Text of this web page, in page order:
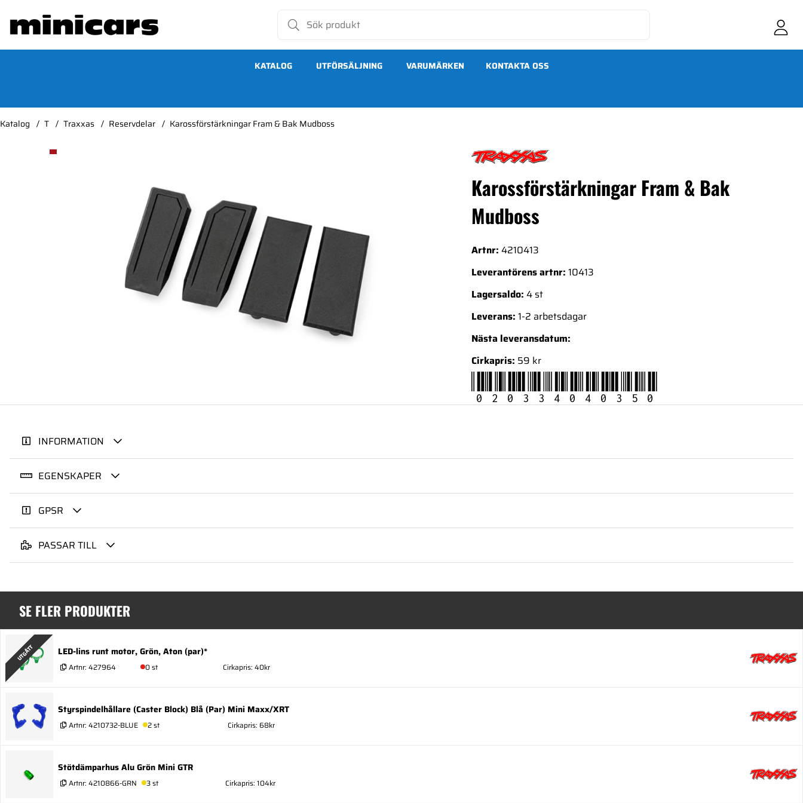
KATALOG UTFÖRSÄLJNING VARUMÄRKEN KONTAKTA OSS
Katalog T Traxxas Reservdelar Karossförstärkningar Fram & Bak Mudboss
Produktbilder Karossförstärkningar Fram & Bak Mudboss
Karossförstärkningar Fram & Bak
Mudboss
Artnr: 4210413
Leverantörens artnr: 10413
Lagersaldo: 4 st
Leverans: 1-2 arbetsdagar
Nästa leveransdatum:
Cirkapris: 59 kr
020334040350
INFORMATION
EGENSKAPER
GPSR
PASSAR TILL
SE FLER PRODUKTER
UTGÅTT LED-lins runt motor, Grön, Aton (par)*
Artnr: 427964 0 st Cirkapris: 40kr
Styrspindelhållare (Caster Block) Blå (Par) Mini Maxx/XRT
Artnr: 4210732-BLUE 2 st Cirkapris: 68kr
Stötdämparhus Alu Grön Mini GTR
Artnr: 4210866-GRN 3 st Cirkapris: 104kr